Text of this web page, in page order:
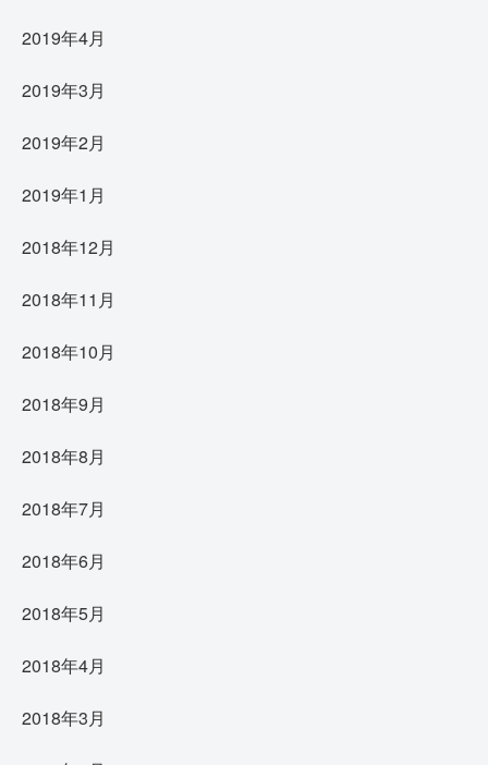
2019年4月
2019年3月
2019年2月
2019年1月
2018年12月
2018年11月
2018年10月
2018年9月
2018年8月
2018年7月
2018年6月
2018年5月
2018年4月
2018年3月